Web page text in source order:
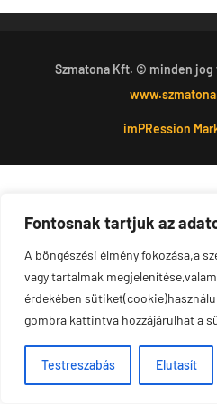
Fontosnak tartjuk az
A böngészési élmény fokozása,a
vagy tartalmak
érdekében
gombra kattintva hozzájárulhat a
Testreszabás Elutasít
Szmatona Kft. © minden jog
imPRession